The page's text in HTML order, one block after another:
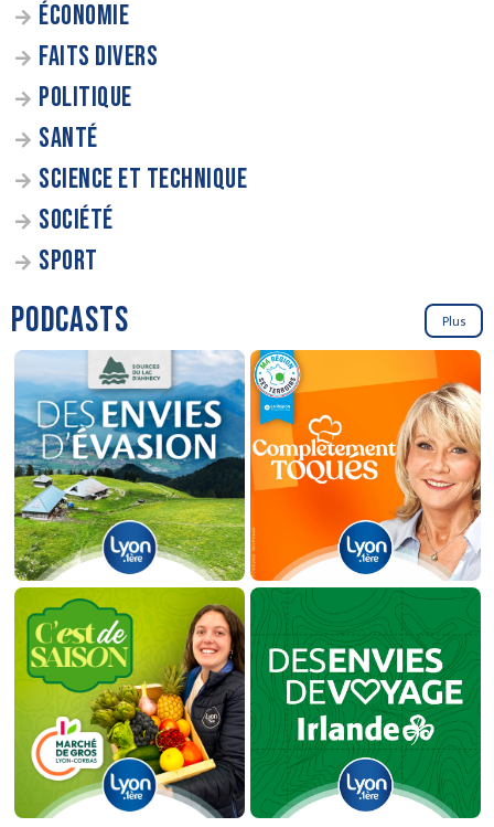
ÉCONOMIE
FAITS DIVERS
POLITIQUE
SANTÉ
SCIENCE ET TECHNIQUE
SOCIÉTÉ
SPORT
PODCASTS Plus